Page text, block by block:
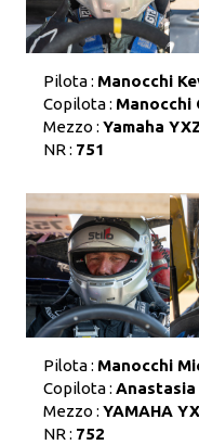
Pilota : Manocchi
Copilota : Manocchi
Mezzo : Yamaha
NR : 751
Pilota : Manocchi
Copilota :
Mezzo : YAMAHA
NR : 752